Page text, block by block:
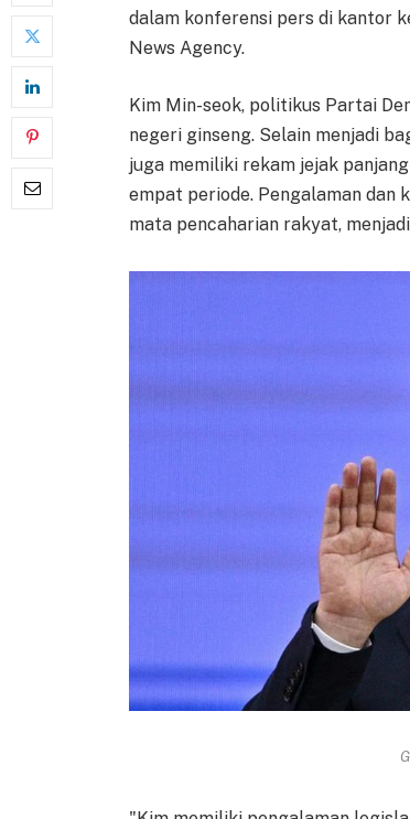
dalam konferensi pers di kantor
News Agency.
Kim Min-seok, politikus Partai
negeri ginseng. Selain menjadi
juga memiliki rekam jejak
empat periode. Pengalaman dan
mata pencaharian rakyat,